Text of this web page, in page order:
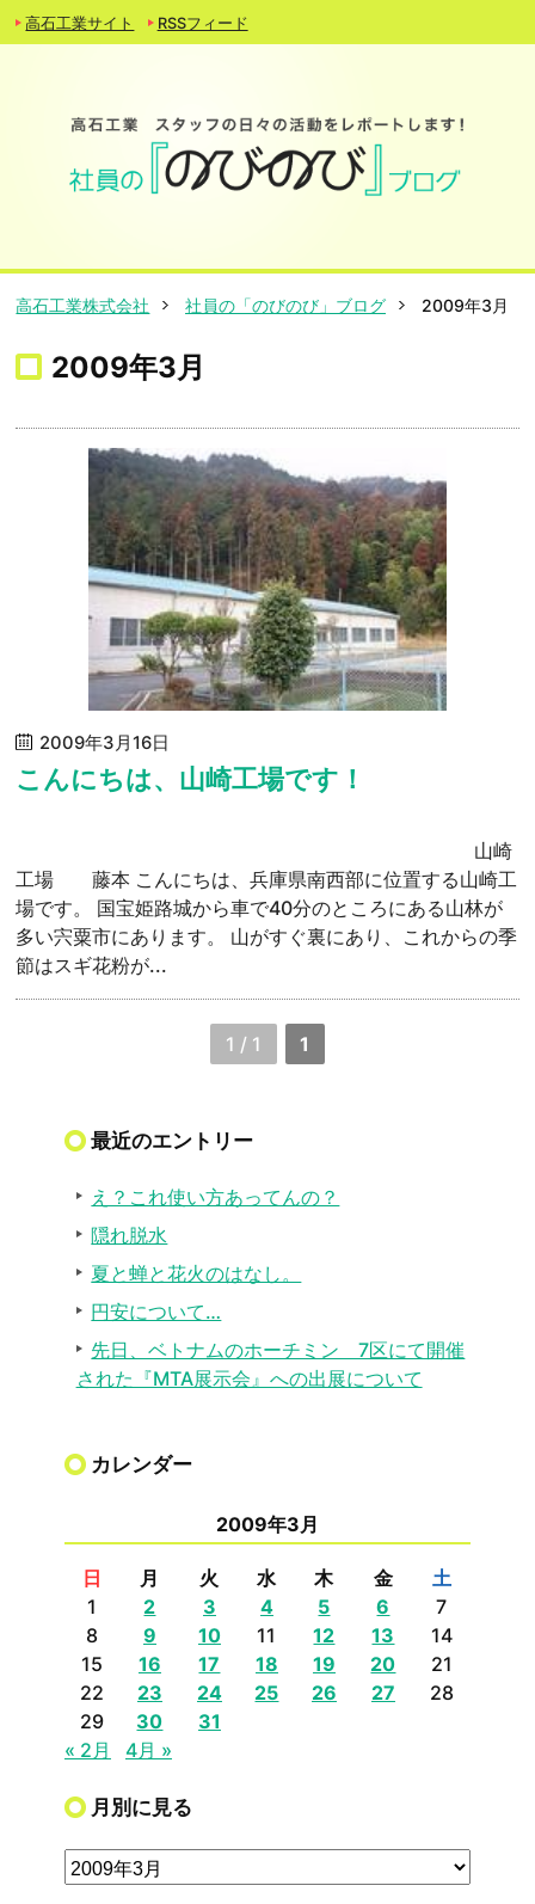
高石工業サイト RSSフィード
高石工業株式会社 社員の「のびのび」ブログ 2009年3月
2009年3月
2009年3月16日
こんにちは、山崎工場です！
山崎
工場 藤本 こんにちは、兵庫県南西部に位置する山崎工
場です。 国宝姫路城から車で40分のところにある山林が
多い宍粟市にあります。 山がすぐ裏にあり、これからの季
節はスギ花粉が...
1 / 1 1
最近のエントリー
え？これ使い方あってんの？
隠れ脱水
夏と蝉と花火のはなし。
円安について…
先日、ベトナムのホーチミン 7区にて開催
された『MTA展示会』への出展について
カレンダー
2009年3月
日 月 火 水 木 金
土
1
2 3 4 5 6
7
8
9 10 11 12 13
14
15
16 17 18 19 20
21
22
23 24 25 26 27
28
29
30
31
« 2月
4月 »
月別に見る